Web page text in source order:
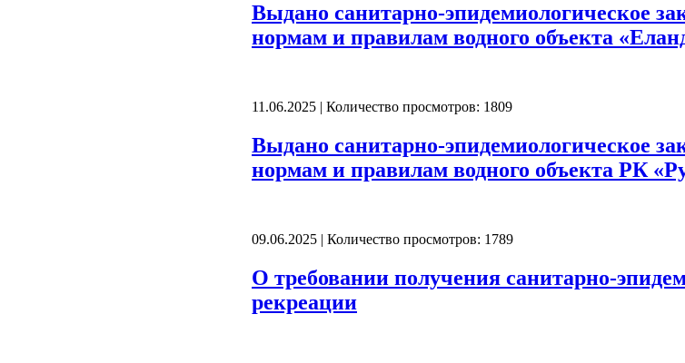
Выдано санитарно-эпидемиологическое
нормам и правилам водного объекта
11.06.2025 | Количество просмотров: 1809
Выдано санитарно-эпидемиологическое
нормам и правилам водного объекта РК
09.06.2025 | Количество просмотров: 1789
О требовании получения санитарно-
рекреации